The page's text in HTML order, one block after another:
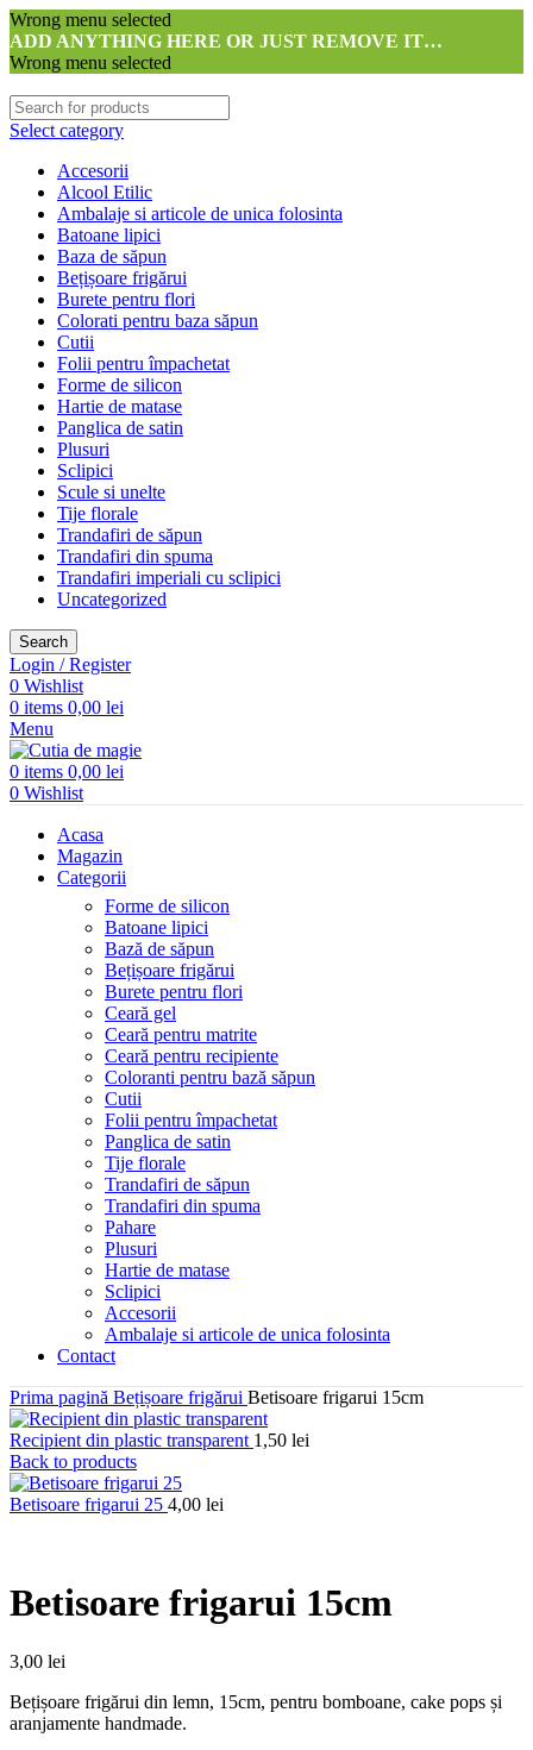
Wrong menu selected
ADD ANYTHING HERE OR JUST REMOVE IT…
Wrong menu selected
Select category
Accesorii
Alcool Etilic
Ambalaje si articole de unica folosinta
Batoane lipici
Baza de săpun
Bețișoare frigărui
Burete pentru flori
Colorati pentru baza săpun
Cutii
Folii pentru împachetat
Forme de silicon
Hartie de matase
Panglica de satin
Plusuri
Sclipici
Scule si unelte
Tije florale
Trandafiri de săpun
Trandafiri din spuma
Trandafiri imperiali cu sclipici
Uncategorized
Search
Login / Register
0 Wishlist
0 items 0,00 lei
Menu
0 items 0,00 lei
0 Wishlist
Acasa
Magazin
Categorii
Forme de silicon
Batoane lipici
Bază de săpun
Bețișoare frigărui
Burete pentru flori
Ceară gel
Ceară pentru matrite
Ceară pentru recipiente
Coloranti pentru bază săpun
Cutii
Folii pentru împachetat
Panglica de satin
Tije florale
Trandafiri de săpun
Trandafiri din spuma
Pahare
Plusuri
Hartie de matase
Sclipici
Accesorii
Ambalaje si articole de unica folosinta
Contact
Prima pagină Bețișoare frigărui Betisoare frigarui 15cm
Recipient din plastic transparent 1,50 lei
Back to products
Betisoare frigarui 25 4,00 lei
Betisoare frigarui 15cm
3,00 lei
Bețișoare frigărui din lemn, 15cm, pentru bomboane, cake pops și
aranjamente handmade.